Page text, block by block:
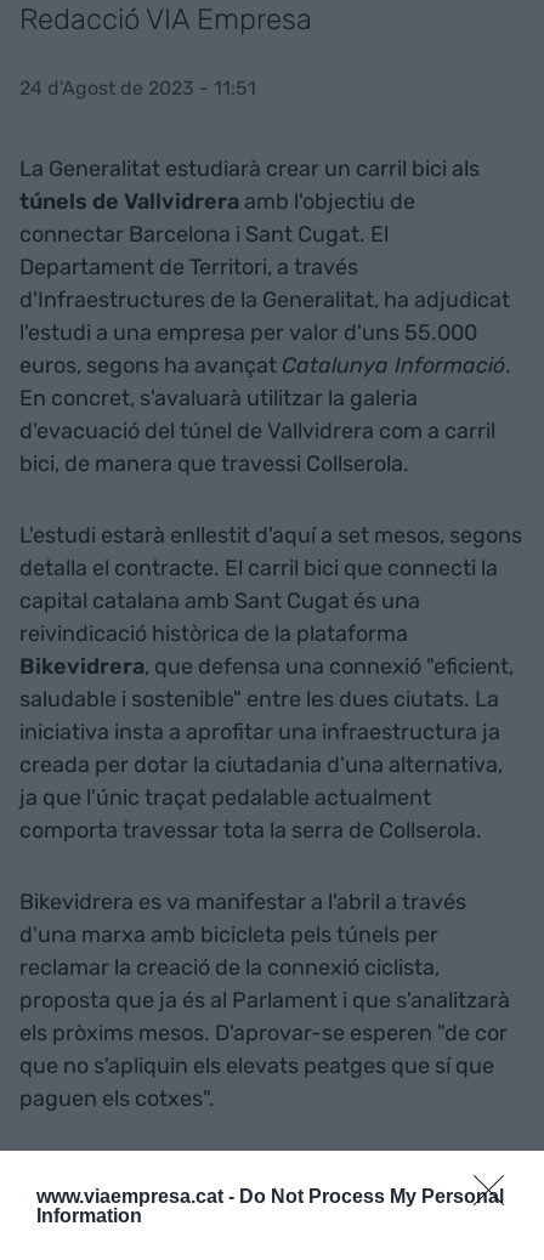
www.viaempresa.cat - Do Not Process My Personal
Information
Redacció VIA Empresa
24 d'Agost de 2023 - 11:51
La Generalitat estudiarà crear un carril bici als
túnels de Vallvidrera amb l'objectiu de
connectar Barcelona i Sant Cugat. El
Departament de Territori, a través
d'Infraestructures de la Generalitat, ha adjudicat
l'estudi a una empresa per valor d'uns 55.000
euros, segons ha avançat Catalunya Informació.
En concret, s'avaluarà utilitzar la galeria
d'evacuació del túnel de Vallvidrera com a carril
bici, de manera que travessi Collserola.
L'estudi estarà enllestit d'aquí a set mesos, segons
detalla el contracte. El carril bici que connecti la
capital catalana amb Sant Cugat és una
reivindicació històrica de la plataforma
Bikevidrera, que defensa una connexió "eficient,
saludable i sostenible" entre les dues ciutats. La
iniciativa insta a aprofitar una infraestructura ja
creada per dotar la ciutadania d'una alternativa,
ja que l'únic traçat pedalable actualment
comporta travessar tota la serra de Collserola.
Bikevidrera es va manifestar a l'abril a través
d'una marxa amb bicicleta pels túnels per
reclamar la creació de la connexió ciclista,
proposta que ja és al Parlament i que s'analitzarà
els pròxims mesos. D'aprovar-se esperen "de cor
que no s'apliquin els elevats peatges que sí que
paguen els cotxes".
Afegir VIA Empresa com a font preferida de
Google de forma gratuïta
Estigues informat amb les últimes notícies d'actualitat